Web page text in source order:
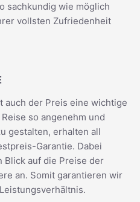
sachkundig wie möglich
vollsten Zufriedenheit
auch der Preis eine wichtige
so angenehm und
gestalten, erhalten all
Garantie. Dabei
auf die Preise der
an. Somit garantieren wir